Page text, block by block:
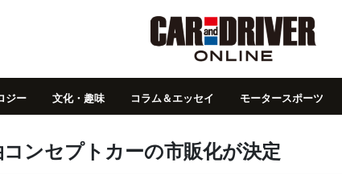
ジー 文化・趣味 コラム＆エッセイ モータースポーツ
ンセプトカーの市販化が決定